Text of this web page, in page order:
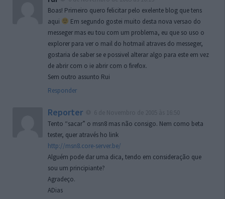
Boas! Primeiro quero felicitar pelo exelente blog que tens
aqui
Em segundo gostei muito desta nova versao do
messeger mas eu tou com um problema, eu que so uso o
explorer para ver o mail do hotmail atraves do messeger,
gostaria de saber se e possivel alterar algo para este em vez
de abrir com o ie abrir com o firefox.
Sem outro assunto Rui
Responder
Reporter
Tento “sacar” o msn8 mas não consigo. Nem como beta
tester, quer através ho link
http://msn8.core-server.be/
Alguém pode dar uma dica, tendo em consideração que
sou um principiante?
Agradeço.
ADias